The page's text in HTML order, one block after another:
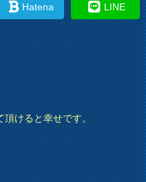
Hatena LINE
けると幸せです。